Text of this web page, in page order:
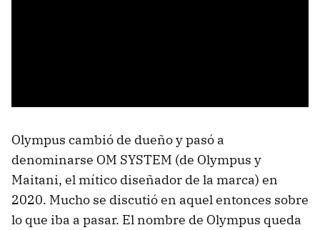
Olympus cambió de dueño y pasó a
denominarse OM SYSTEM (de Olympus y
Maitani, el mítico diseñador de la marca) en
2020. Mucho se discutió en aquel entonces sobre
lo que iba a pasar. El nombre de Olympus queda